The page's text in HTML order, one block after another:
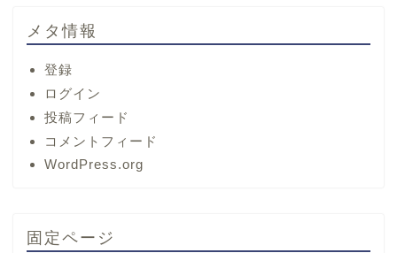
メタ情報
登録
ログイン
投稿フィード
コメントフィード
WordPress.org
固定ページ